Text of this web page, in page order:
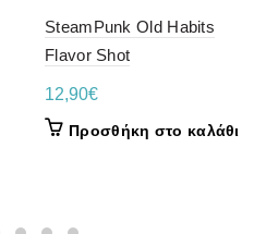
SteamPunk Old Habits
Flavor Shot
12,90€
Προσθήκη στο καλάθι